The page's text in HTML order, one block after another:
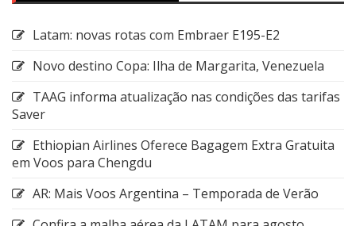
Latam: novas rotas com Embraer E195-E2
Novo destino Copa: Ilha de Margarita, Venezuela
TAAG informa atualização nas condições das tarifas
Saver
Ethiopian Airlines Oferece Bagagem Extra Gratuita
em Voos para Chengdu
AR: Mais Voos Argentina – Temporada de Verão